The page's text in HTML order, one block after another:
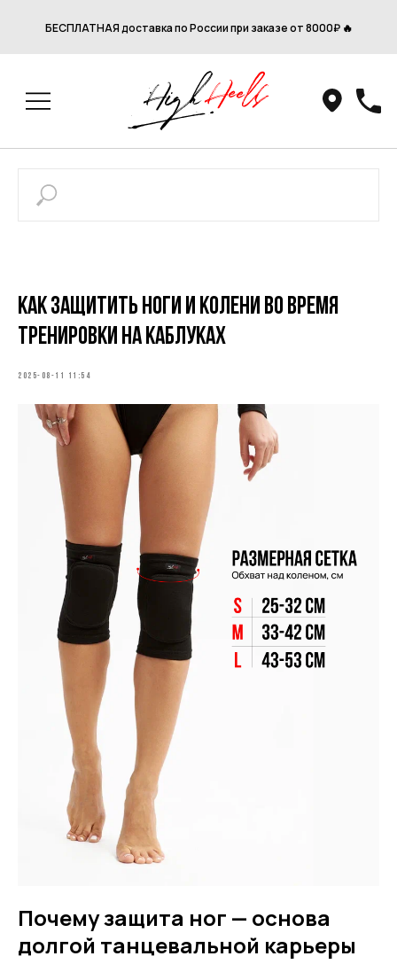
БЕСПЛАТНАЯ доставка по России при заказе от 8000₽ 🔥
Как защитить ноги и колени во время
тренировки на каблуках
2025-08-11 11:54
Почему защита ног — основа
долгой танцевальной карьеры